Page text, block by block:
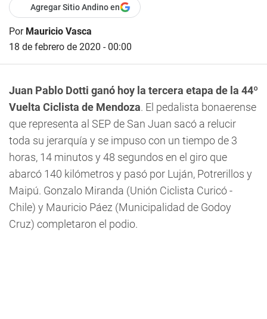
Agregar Sitio Andino en
Por Mauricio Vasca
18 de febrero de 2020 - 00:00
Juan Pablo Dotti ganó hoy la tercera etapa de la 44º
Vuelta Ciclista de Mendoza. El pedalista bonaerense
que representa al SEP de San Juan sacó a relucir
toda su jerarquía y se impuso con un tiempo de 3
horas, 14 minutos y 48 segundos en el giro que
abarcó 140 kilómetros y pasó por Luján, Potrerillos y
Maipú. Gonzalo Miranda (Unión Ciclista Curicó -
Chile) y Mauricio Páez (Municipalidad de Godoy
Cruz) completaron el podio.